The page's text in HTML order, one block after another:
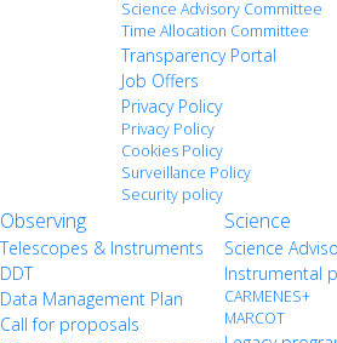
Science Advisory Committee
Time Allocation Committee
Transparency Portal
Job Offers
Privacy Policy
Privacy Policy
Cookies Policy
Surveillance Policy
Security policy
Observing
Telescopes & Instruments
DDT
Data Management Plan
Call for proposals
Science
Science
Instrumental
CARMENES+
MARCOT